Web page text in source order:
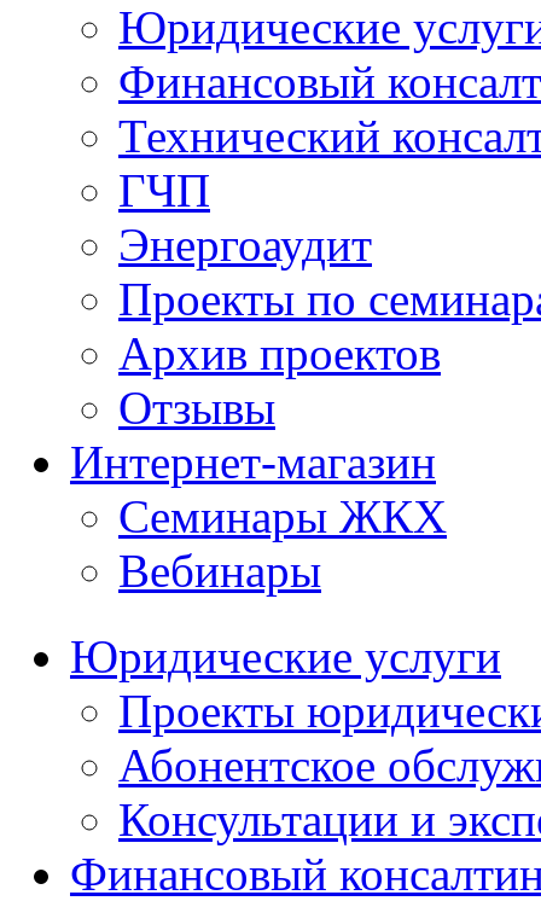
Юридические
Финансовый
Технический
ГЧП
Энергоаудит
Проекты по
Архив проектов
Отзывы
Интернет-магазин
Семинары ЖКХ
Вебинары
Юридические услуги
Проекты
Абонентское
Консультации и
Финансовый